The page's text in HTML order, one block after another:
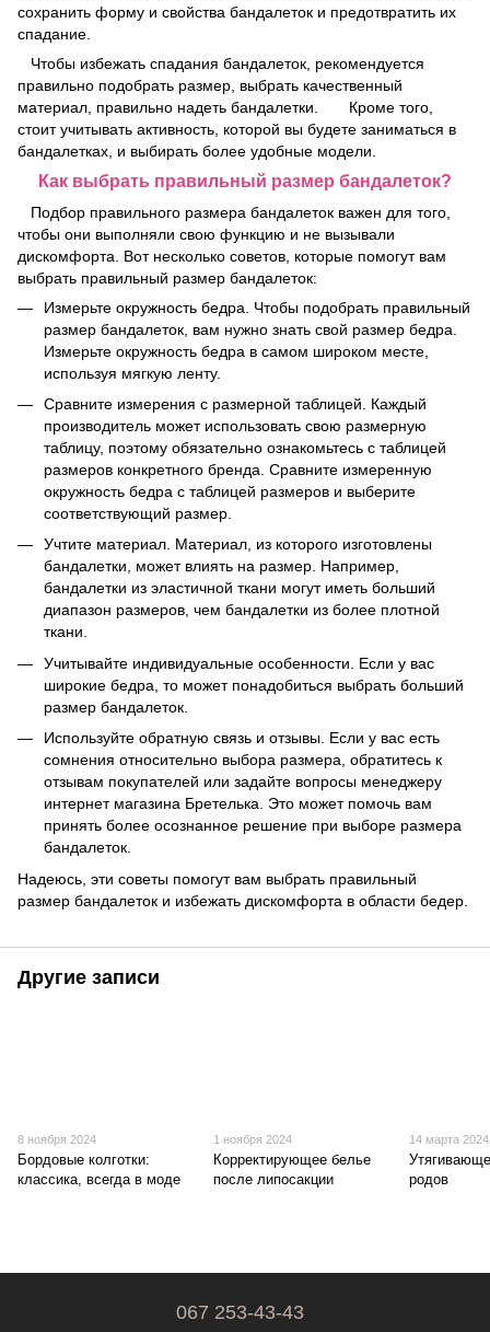
сохранить форму и свойства бандалеток и предотвратить их
спадание.
Чтобы избежать спадания бандалеток, рекомендуется
правильно подобрать размер, выбрать качественный
материал, правильно надеть бандалетки. Кроме того,
стоит учитывать активность, которой вы будете заниматься в
бандалетках, и выбирать более удобные модели.
Как выбрать правильный размер бандалеток?
Подбор правильного размера бандалеток важен для того,
чтобы они выполняли свою функцию и не вызывали
дискомфорта. Вот несколько советов, которые помогут вам
выбрать правильный размер бандалеток:
Измерьте окружность бедра. Чтобы подобрать правильный
размер бандалеток, вам нужно знать свой размер бедра.
Измерьте окружность бедра в самом широком месте,
используя мягкую ленту.
Сравните измерения с размерной таблицей. Каждый
производитель может использовать свою размерную
таблицу, поэтому обязательно ознакомьтесь с таблицей
размеров конкретного бренда. Сравните измеренную
окружность бедра с таблицей размеров и выберите
соответствующий размер.
Учтите материал. Материал, из которого изготовлены
бандалетки, может влиять на размер. Например,
бандалетки из эластичной ткани могут иметь больший
диапазон размеров, чем бандалетки из более плотной
ткани.
Учитывайте индивидуальные особенности. Если у вас
широкие бедра, то может понадобиться выбрать больший
размер бандалеток.
Используйте обратную связь и отзывы. Если у вас есть
сомнения относительно выбора размера, обратитесь к
отзывам покупателей или задайте вопросы менеджеру
интернет магазина Бретелька. Это может помочь вам
принять более осознанное решение при выборе размера
бандалеток.
Надеюсь, эти советы помогут вам выбрать правильный
размер бандалеток и избежать дискомфорта в области бедер.
Другие записи
8 ноября 2024
Бордовые колготки:
классика, всегда в моде
1 ноября 2024
Корректирующее белье
после липосакции
14 марта 2024
родов
067 253-43-43